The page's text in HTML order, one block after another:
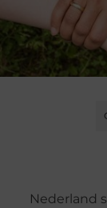
Nederland